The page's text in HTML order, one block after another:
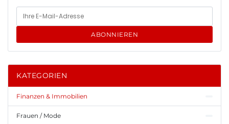
ABONNIEREN
KATEGORIEN
Finanzen & Immobilien
Frauen / Mode